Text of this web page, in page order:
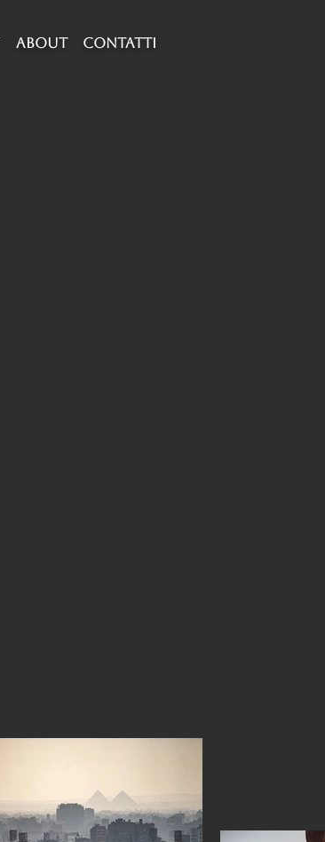
about CONTATTI